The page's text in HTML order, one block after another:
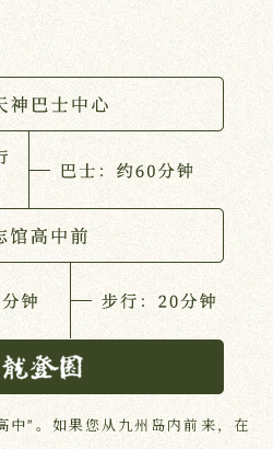
”。如果您从九州岛内前来，在